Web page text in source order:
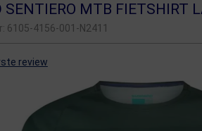
SENTIERO MTB FIETSHIRT
6105-4156-001-N2411
review